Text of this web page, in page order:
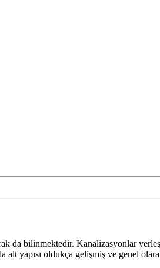
da bilinmektedir. Kanalizasyonlar
yapısı oldukça gelişmiş ve genel